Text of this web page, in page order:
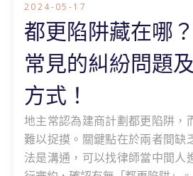
2024-05-17
都更陷阱藏在哪
常見的糾紛問題
方式！
地主常認為建商計劃都更陷阱，
難以捉摸。關鍵點在於兩者間缺
法是溝通，可以找律師當中間人